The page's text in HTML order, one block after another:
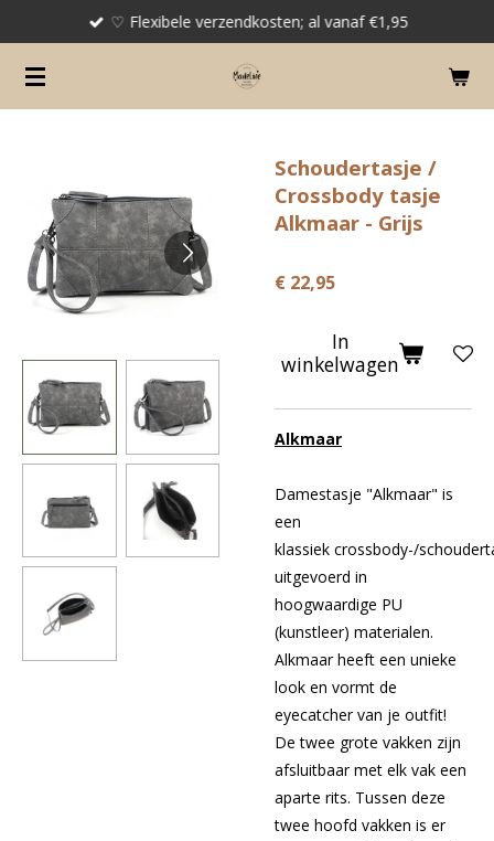
naar
de
♡ Flexibele verzendkosten; al vanaf €1,95
Schoudertasje /
Crossbody tasje
Alkmaar - Grijs
€ 22,95
In
winkelwagen
Alkmaar
Damestasje "Alkmaar" is
een
klassiek crossbody-/
uitgevoerd in
hoogwaardige PU
(kunstleer) materialen.
Alkmaar heeft een unieke
look en vormt de
eyecatcher van je outfit!
De twee grote vakken zijn
afsluitbaar met elk vak een
aparte rits. Tussen deze
twee hoofd vakken is er